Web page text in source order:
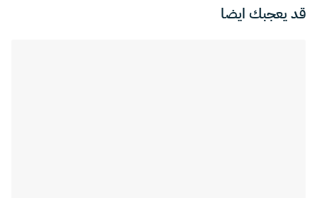
قد يعجبك ايضا